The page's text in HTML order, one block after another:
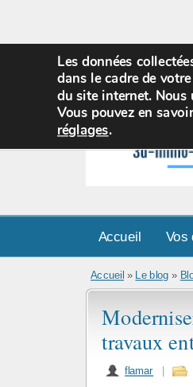
Accueil Vos
Accueil » Le blog »
travaux
flamar
Les données
dans le cadre de
du site internet. Nous
Vous pouvez en
réglages.